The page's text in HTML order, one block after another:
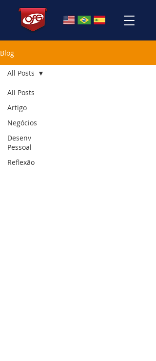
Blog
All Posts
Artigo
Negócios
Desenv
Pessoal
Reflexão
All Posts